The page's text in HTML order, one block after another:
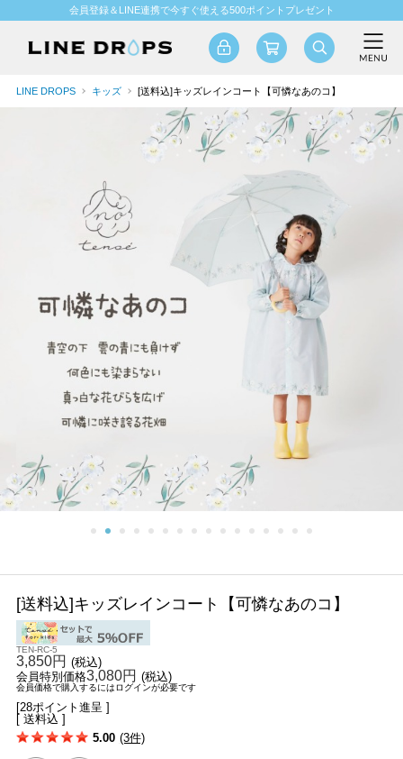
会員登録＆LINE連携で今すぐ使える500ポイントプレゼント
LINE DROPS キッズ [送料込]キッズレインコート【可憐なあのコ】
[送料込]キッズレインコート【可憐なあのコ】
TEN-RC-5
3,850円 (税込)
会員特別価格3,080円 (税込)
会員価格で購入するにはログインが必要です
[28ポイント進呈 ]
[ 送料込 ]
5.00 (3件)